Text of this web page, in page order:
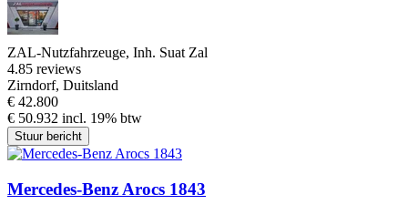
ZAL-Nutzfahrzeuge, Inh. Suat Zal
4.85 reviews
Zirndorf, Duitsland
€ 42.800
€ 50.932 incl. 19% btw
Stuur bericht
Mercedes-Benz Arocs 1843